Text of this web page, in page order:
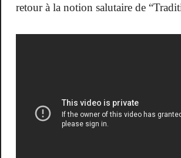
retour à la notion salutaire de